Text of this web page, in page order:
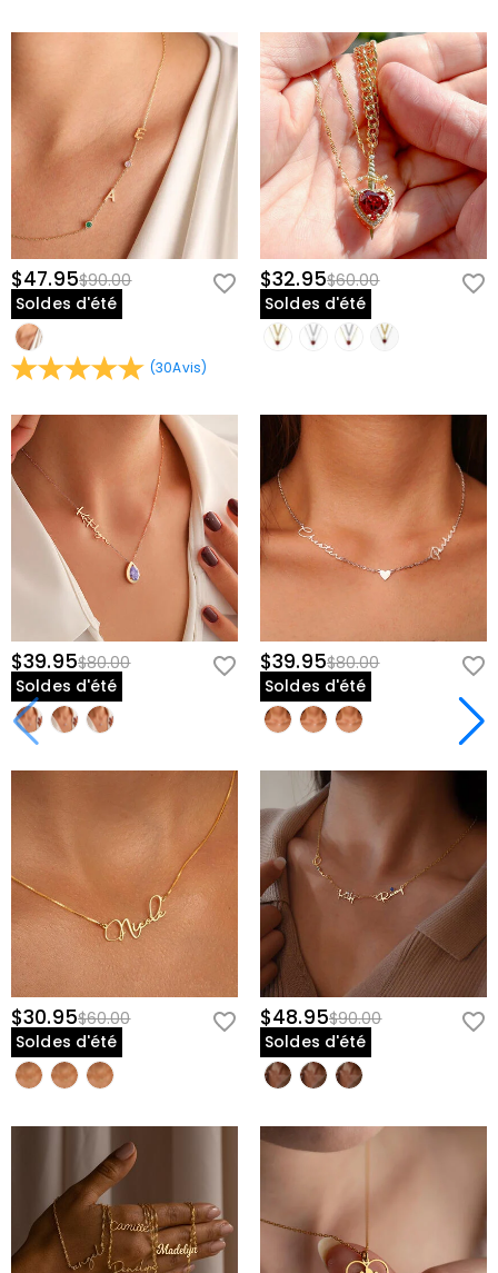
$47.95$90.00
Soldes d'été
(30Avis)
$32.95$60.00
Soldes d'été
$39.95$80.00
Soldes d'été
$39.95$80.00
Soldes d'été
$30.95$60.00
Soldes d'été
$48.95$90.00
Soldes d'été